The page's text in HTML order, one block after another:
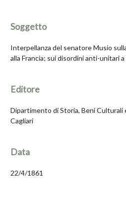
Soggetto
Interpellanza del senatore Musio
alla Francia; sui disordini anti-unitari a
Editore
Dipartimento di Storia, Beni
Cagliari
Data
22/4/1861